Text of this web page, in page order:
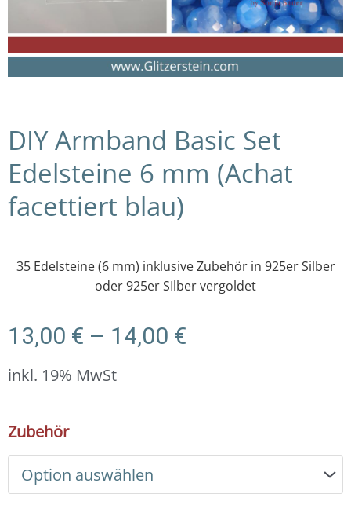
DIY Armband Basic Set
Edelsteine 6 mm (Achat
facettiert blau)
35 Edelsteine (6 mm) inklusive Zubehör in 925er Silber
oder 925er SIlber vergoldet
13,00 € – 14,00 €
inkl. 19% MwSt
Zubehör
DIY
Armband
Basic
Set
Edelsteine